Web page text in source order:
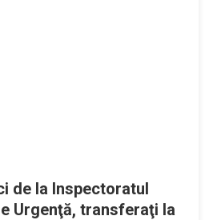
de la Inspectoratul
Urgenţă, transferaţi la